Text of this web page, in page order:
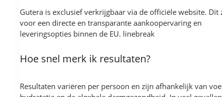
Gutera is exclusief verkrijgbaar via de officiële website. Dit
voor een directe en transparante aankoopervaring en
leveringsopties binnen de EU. linebreak
Hoe snel merk ik resultaten?
Resultaten variëren per persoon en zijn afhankelijk van